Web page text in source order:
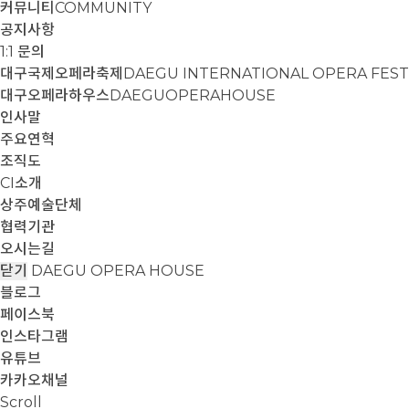
커뮤니티 COMMUNITY
공지사항
1:1 문의
대구국제오페라축제 DAEGU INTERNATIONAL OPERA
대구오페라하우스DAEGUOPERAHOUSE
인사말
주요연혁
조직도
CI소개
상주예술단체
협력기관
오시는길
닫기 DAEGU OPERA HOUSE
블로그
페이스북
인스타그램
유튜브
카카오채널
Scroll